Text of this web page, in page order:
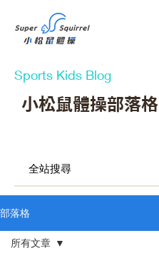
Sports Kids Blog
小松鼠體操部落格
部落格
所有文章